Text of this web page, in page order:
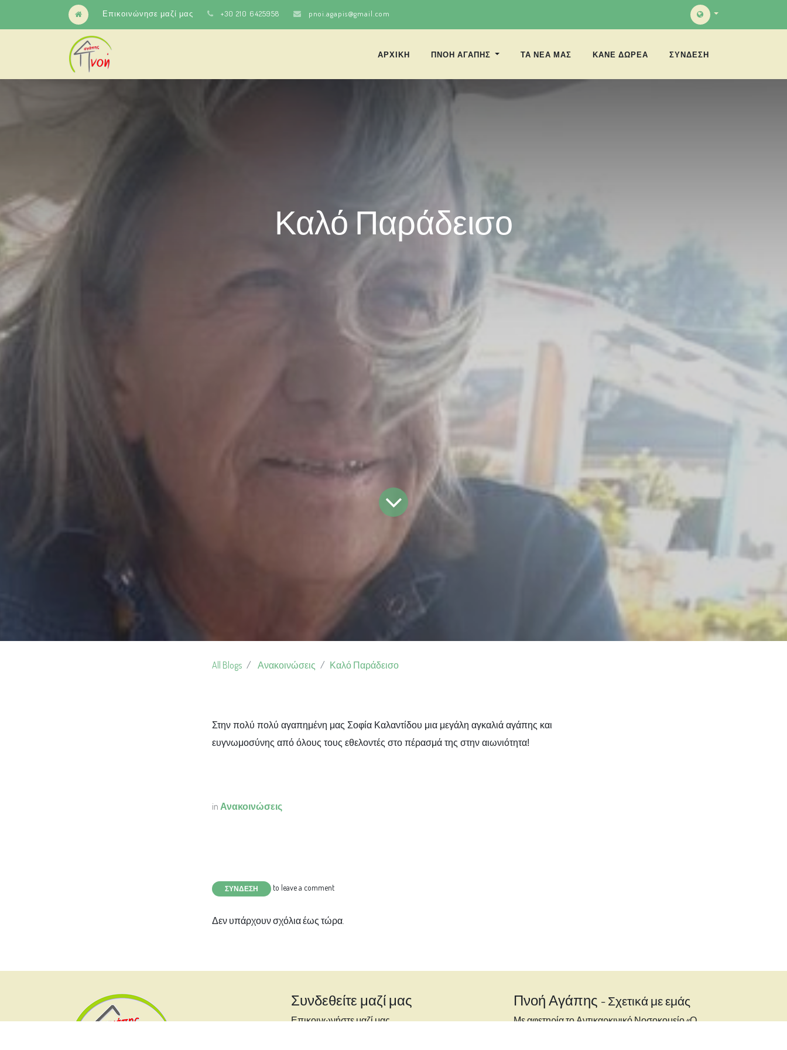
Επικοινώνησε μαζί μας +30 210 6425958 pnoi.agapis@gmail.com
ΑΡΧΙΚΗ ΠΝΟΗ ΑΓΑΠΗΣ ΤΑ ΝΈΑ ΜΑΣ ΚΑΝΕ ΔΩΡΕΑ ΣΎΝΔΕΣΗ
Καλό Παράδεισο
All Blogs Ανακοινώσεις Καλό Παράδεισο
Στην πολύ πολύ αγαπημένη μας Σοφία Καλαντίδου μια μεγάλη αγκαλιά αγάπης και
ευγνωμοσύνης από όλους τους εθελοντές στο πέρασμά της στην αιωνιότητα!
in Ανακοινώσεις
ΣΎΝΔΕΣΗ to leave a comment
Δεν υπάρχουν σχόλια έως τώρα.
Συνδεθείτε μαζί μας
Επικοινωνήστε μαζί μας
Πνοή Αγάπης -Σχετικά με εμάς
Με αφετηρία το Αντικαρκινικό Νοσοκομείο «Ο